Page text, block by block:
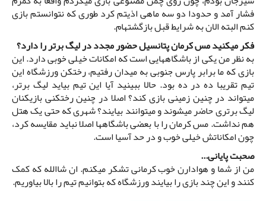
فشار آمد و حدودا دو سه ماهی اذیتم کرد طوری که نتوانستم بازی
کنم البته الان به شرایط قبل بازگشتهام.
فکر میکنید مس کرمان پتانسیل حضور مجدد در لیگ برتر را دارد؟
به نظر من یکی از باشگاههایی است که امکانات خیلی خوبی دارد. این
بازی که ما برابر پارس جنوبی به میدان رفتیم، رختکن ورزشگاه این
تیم تقریبا ده در ده بود. حالا ببینید آیا این تیم بیاید لیگ برتر،
میتواند در چنین زمینی بازی کند؟ اصلا در چنین رختکنی بازیکنان
لیگ برتری حاضر میشوند و میتوانند بیایند؟ شهری که حتی یک هتل
هم نداشت. مس کرمان را با بعضی باشگاهها اصلا نباید مقایسه کرد،
چون امکاناتش خیلی خوب و در حد آسیا است.
صحبت پایانی...
من از شما و هوادارن خوب کرمانی تشکر میکنم. ان شاالله که کمک
کنند و این چند بازی را بیایند ورزشگاه که بتوانیم تیم را بالا بیاوریم.